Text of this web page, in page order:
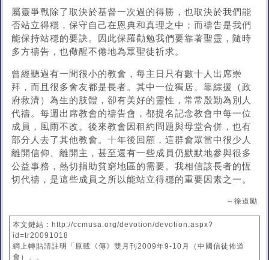
屬靈爭戰除了取決於基督一次過的得勝，也取決於我們能
否站立得穩，保守自己在恩典和真理之中；而禱告是我們
能保持站穩的要訣。因此保羅勸勉我們要靠著聖靈，隨時
多方禱告，也儆醒不倦地為眾聖徒祈求。
曾經聽過有一間很小的教會，每主日只有數十人出席崇
拜，而且很多會友都是長者。其中一位獨居、靠綜援（政
府救濟）為生的肢體，卻有美好的靈性，常常殷勤為別人
代禱。每週出席教會的禱告會，都提名記念教會中每一位
成員，風雨不改。後來教會因租約問題與母堂合併，也有
部分人去了其他教會。十年後回顧，這群會眾當中很少人
離開信仰、離開主，甚至還有一些成員仍默默地參與很多
公益事務，熱切捐助貧窮地區的需要。我相信該長者的恆
切代禱，是這些成員之所以能站立得穩的重要因素之一。
～徐道勵
本文鏈結：http://ccmusa.org/devotion/devotion.aspx?
id=tr20091018
網上轉貼請註明「原載《傳》雙月刊2009年9-10月（中國信徒佈道
會）」。